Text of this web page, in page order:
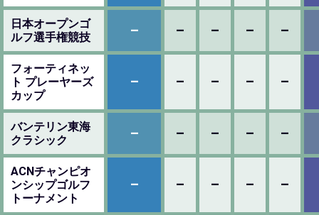
日本オープンゴ
ルフ選手権競技
– – – – –
フォーティネッ
ト プレーヤーズ
カップ
– – – – –
バンテリン東海
クラシック
– – – – –
ACNチャンピオ
ンシップゴルフ
トーナメント
– – – – –